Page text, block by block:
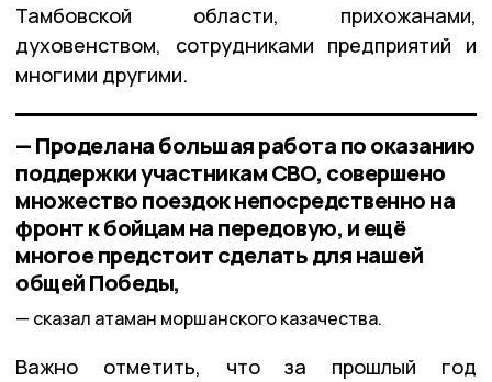
Тамбовской области, прихожанами,
духовенством, сотрудниками предприятий и
многими другими.
— Проделана большая работа по оказанию
поддержки участникам СВО, совершено
множество поездок непосредственно на
фронт к бойцам на передовую, и ещё
многое предстоит сделать для нашей
общей Победы,
сказал атаман моршанского казачества.
Важно отметить, что за прошлый год